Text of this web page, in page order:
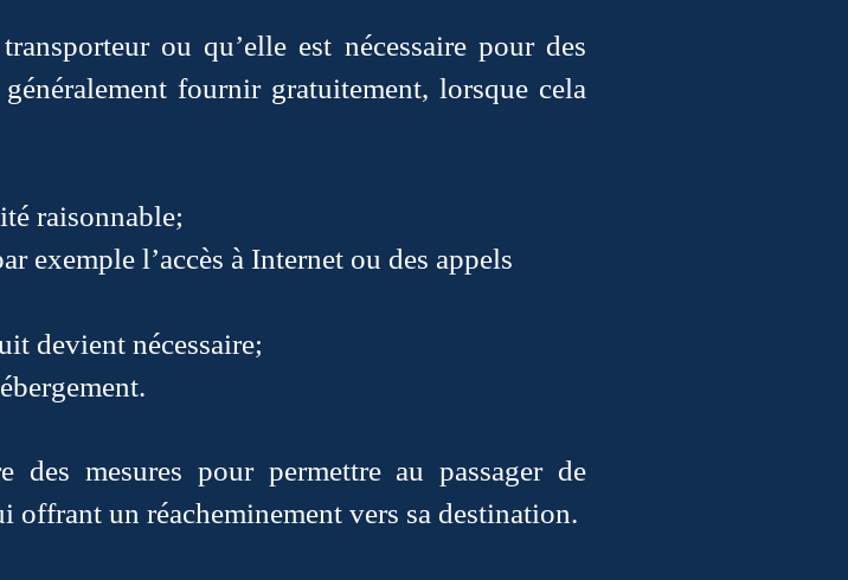
ou qu’elle est nécessaire pour des
fournir gratuitement, lorsque cela
raisonnable;
exemple l’accès à Internet ou des appels
devient nécessaire;
des mesures pour permettre au passager de
un réacheminement vers sa destination.